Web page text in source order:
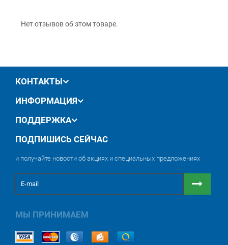
Нет отзывов об этом товаре.
КОНТАКТЫ
ИНФОРМАЦИЯ
ПОДДЕРЖКА
ПОДПИШИСЬ СЕЙЧАС
и получайте новости об акциях и специальных предложениях
МЫ ПРИНИМАЕМ